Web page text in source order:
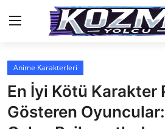
Anasayfa
İletişim
Anime Karakterleri
En İyi Kötü Karakter
Gösteren